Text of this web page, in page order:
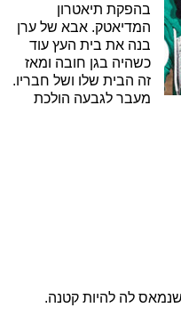
בהפקת תיאטרון
המדיאטק. אבא של ערן
בנה את בית העץ עוד
כשהיה בגן חובה ומאז
זה הבית שלו ושל חבריו.
מעבר לגבעה הולכת
לה להיות קטנה.